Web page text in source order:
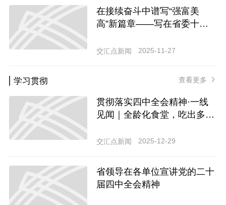
在接续奋斗中谱写“强富美
高”新篇章——写在省委十四
交汇点新闻 2025-11-27
学习贯彻 查看更多
贯彻落实四中全会精神·一线
见闻｜全龄化食堂，吃出多重
交汇点新闻 2025-12-29
省领导在各单位宣讲党的二十
届四中全会精神